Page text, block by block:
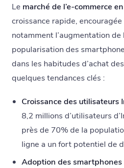
Le marché de l’e-commerce
croissance rapide,
notamment l’augmentation de
popularisation des
dans les habitudes d’achat
quelques tendances clés :
Croissance des utilisateurs
8,2 millions d’utilisateurs
près de 70% de la
ligne a un fort potentiel de
Adoption des smartphones